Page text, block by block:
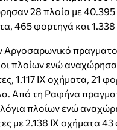
28 πλοία με 40.395
465 φορτηγά και 1.338
Αργοσαρωνικό
πλοίων ενώ
1.117 ΙΧ οχήματα, 21
Από τη Ραφήνα
πλοίων ενώ
με 2.138 ΙΧ οχήματα